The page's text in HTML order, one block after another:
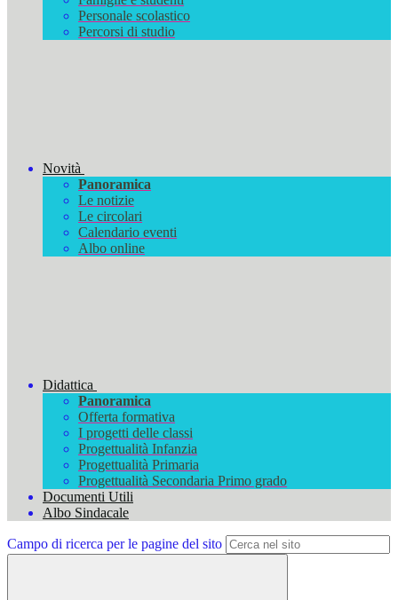
Personale scolastico
Percorsi di studio
Novità
Panoramica
Le notizie
Le circolari
Calendario eventi
Albo online
Didattica
Panoramica
Offerta formativa
I progetti delle classi
Progettualità Infanzia
Progettualità Primaria
Progettualità Secondaria Primo grado
Documenti Utili
Albo Sindacale
Campo di ricerca per le pagine del sito